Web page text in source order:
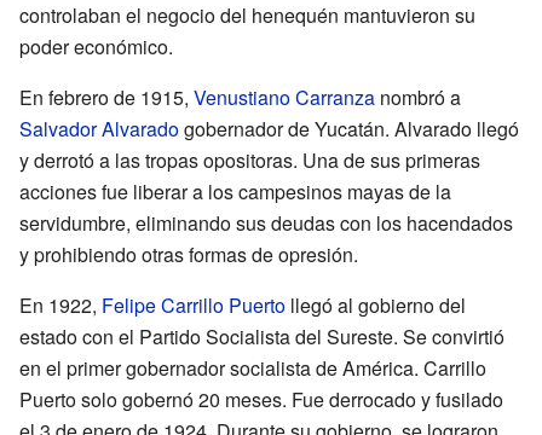
controlaban el negocio del henequén mantuvieron su
poder económico.
En febrero de 1915, Venustiano Carranza nombró a
Salvador Alvaradogobernador de Yucatán. Alvarado llegó
y derrotó a las tropas opositoras. Una de sus primeras
acciones fue liberar a los campesinos mayas de la
servidumbre, eliminando sus deudas con los hacendados
y prohibiendo otras formas de opresión.
En 1922, Felipe Carrillo Puerto llegó al gobierno del
estado con el Partido Socialista del Sureste. Se convirtió
en el primer gobernador socialista de América. Carrillo
Puerto solo gobernó 20 meses. Fue derrocado y fusilado